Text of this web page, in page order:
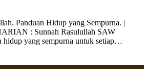
Panduan Hidup yang Sempurna. |
: Sunnah Rasulullah SAW
hidup yang sempurna untuk setiap…